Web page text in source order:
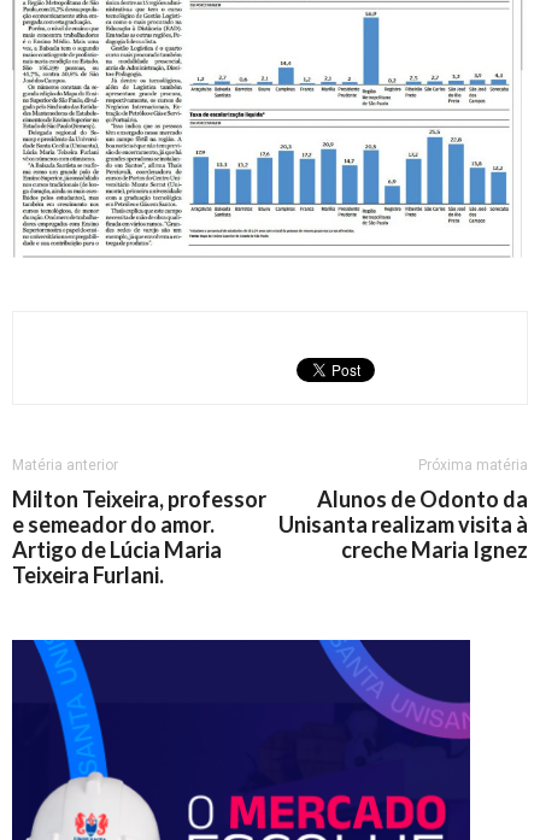
Matéria anterior
Milton Teixeira, professor
e semeador do amor.
Artigo de Lúcia Maria
Teixeira Furlani.
Próxima matéria
Alunos de Odonto da
Unisanta realizam visita à
creche Maria Ignez